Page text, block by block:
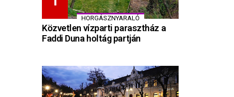
HORGÁSZNYARALÓ
Közvetlen vízparti parasztház a
Faddi Duna holtág partján